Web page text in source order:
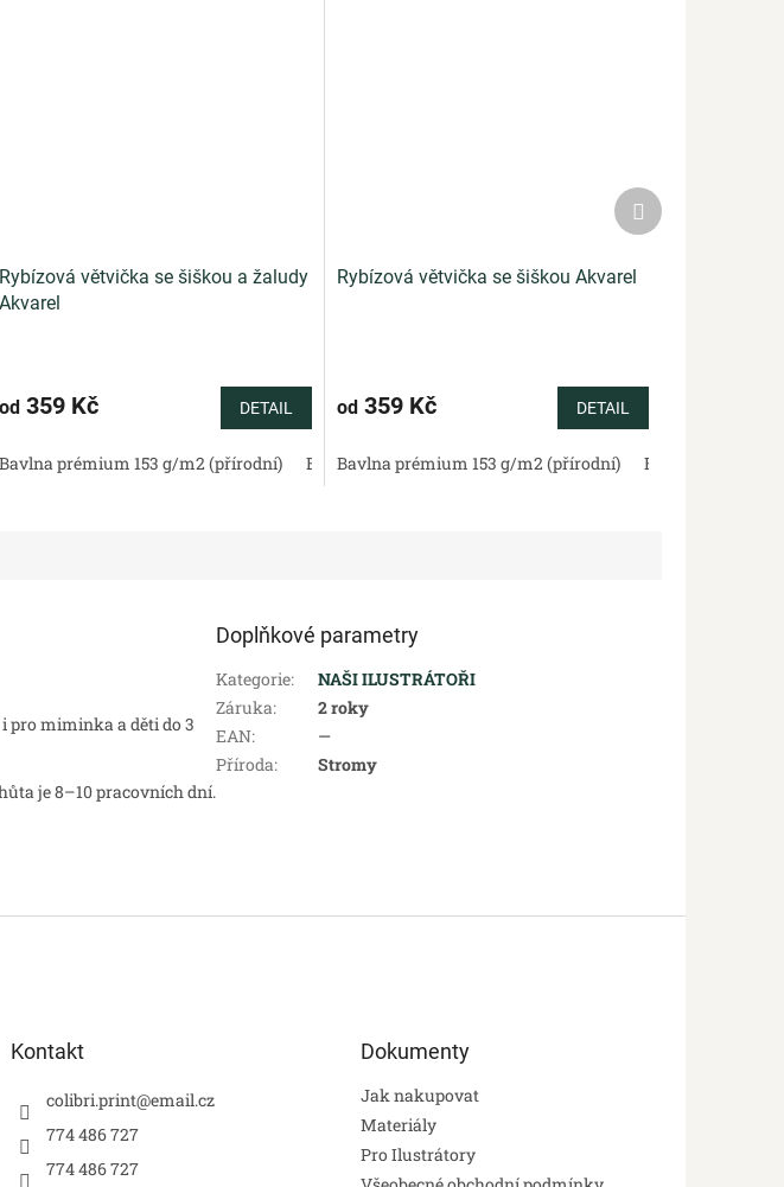
standard (přírodní) Bavlněná panama 220 g/m2 (přírodní) Mušelín - dvojitá gázovina
satén 130 g/m2 (přírodní) Bavlněné plátno standard (přírodní) Bavlněná panama 220 g/
Rybízová větvička se šiškou a žaludy
Akvarel
od 359 Kč DETAIL
Bavlna prémium 153 g/m2 (přírodní) Bavlněný satén 130 g/m2 (přírodní) Bavlněné plátno
Rybízová větvička se šiškou Akvarel
od359 Kč DETAIL
Bavlna prémium 153 g/m2 (přírodní) Bavlněný satén
Další
produkt
pro miminka a děti do 3
je 8–10 pracovních dní.
Doplňkové parametry
Kategorie:
NAŠI ILUSTRÁTOŘI
Záruka:
2 roky
EAN:
—
Příroda: Stromy
Kontakt
colibri.print@email.cz
774 486 727
774 486 727
Dokumenty
Jak nakupovat
Materiály
Pro Ilustrátory